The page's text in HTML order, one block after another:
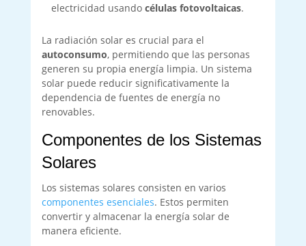
electricidad usando células fotovoltaicas.
La radiación solar es crucial para el
autoconsumo, permitiendo que las personas
generen su propia energía limpia. Un sistema
solar puede reducir significativamente la
dependencia de fuentes de energía no
renovables.
Componentes de los Sistemas
Solares
Los sistemas solares consisten en varios
componentes esenciales. Estos permiten
convertir y almacenar la energía solar de
manera eficiente.